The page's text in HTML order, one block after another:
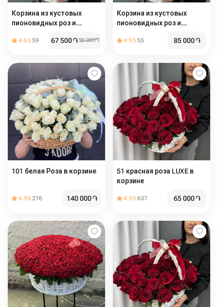
Корзина из кустовых
пионовидных роз и
4.6559 67 500֏90 000֏
Корзина из кустовых
пионовидных роз и
4.9555 85 000֏
101 белая Роза в корзине
4.96276 140 000֏
51 красная роза LUXE в
корзине
4.95637 65 000֏